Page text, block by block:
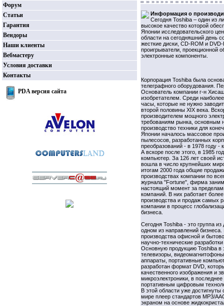
Форум
Статьи
Гарантия
Вендоры
Наши клиенты
Вебмастеру
Условия доставки
Контакты
PDA версия сайта
Информация о
Сегодня Toshiba – один из
высокое качество которой
Японии исследовательского
области на сегодняшний день
жесткие диски, CD-ROM и
проигрыватели, проекционной
электронные компоненты.
Корпорация Toshiba была
телеграфного оборудования.
Основатель компании г-н
изобретателем. Среди
часы, которые не нужно
второй половины ХIX века.
производителем мощного
требованиям рынка, основным
производство техники для
Японии началось массовое
пылесосов, разработанных
преобразований - в 1978 году -
А вскоре после этого, в 1985
компьютер. За 126 лет своей
вошла в число крупнейших
итогам 2000 года общие
производствах компании по
журнала "Fortune", фирма
настоящий момент за
компаний. В них работает
производства и продаж самых
компании в процесс
бизнеса.
Сегодня Toshiba - это группа
одном из направлений
производства офисной и
научно-технические
Основную продукцию Toshiba в
телевизоры,
аппараты, портативные
разработан формат DVD,
качественного изображения и
микроэлектроники, в
портативным цифровым
В этой области уже
мире плеер стандартов МР3/
экраном на основе